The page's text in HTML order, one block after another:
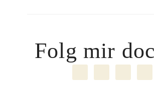
Folg mir